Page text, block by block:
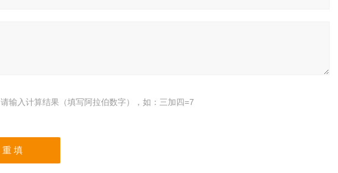
请输入计算结果（填写阿拉伯数字），如：三加四=7